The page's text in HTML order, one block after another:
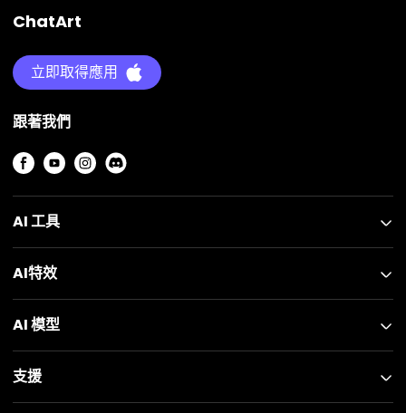
ChatArt
立即取得應用
跟著我們
AI 工具
AI特效
AI 模型
支援